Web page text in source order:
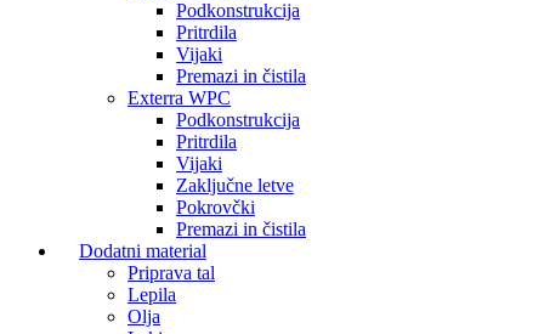
Podkonstrukcija
Pritrdila
Vijaki
Premazi in čistila
Exterra WPC
Podkonstrukcija
Pritrdila
Vijaki
Zaključne letve
Pokrovčki
Premazi in čistila
Dodatni material
Priprava tal
Lepila
Olja